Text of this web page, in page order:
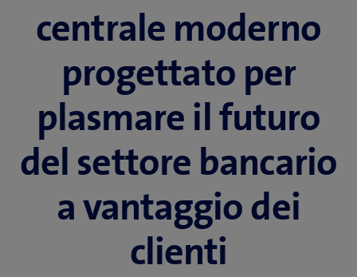
centrale moderno
progettato per
plasmare il futuro
del settore bancario
a vantaggio dei
clienti